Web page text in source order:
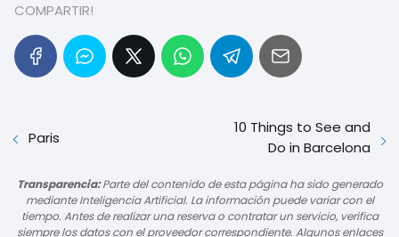
COMPARTIR!
Paris
10 Things to See and
Do in Barcelona
Transparencia:Parte del contenido de esta página ha sido generado
mediante Inteligencia Artificial. La información puede variar con el
tiempo. Antes de realizar una reserva o contratar un servicio, verifica
siempre los datos con el proveedor correspondiente. Algunos enlaces